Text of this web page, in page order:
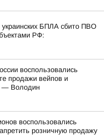
БПЛА сбито ПВО
РФ:
воспользовались
продажи вейпов и
— Володин
воспользовались
розничную продажу